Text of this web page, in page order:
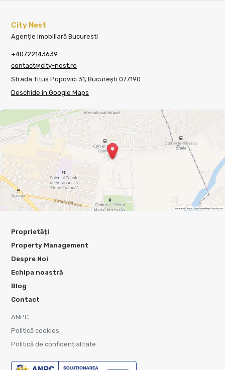
City Nest
Agenție imobiliară Bucuresti
+40722143639
contact@city-nest.ro
Strada Titus Popovici 31, București 077190
Deschide în Google Maps
Proprietăți
Property Management
Despre Noi
Echipa noastră
Blog
Contact
ANPC
Politică cookies
Politică de confidențialitate